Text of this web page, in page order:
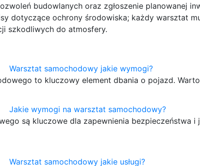
budowlanych oraz zgłoszenie planowanej
dotyczące ochrony środowiska; każdy warsztat
szkodliwych do atmosfery.
Warsztat samochodowy jakie wymogi?
to kluczowy element dbania o pojazd.
Jakie wymogi na warsztat samochodowy?
są kluczowe dla zapewnienia bezpieczeństwa i
Warsztat samochodowy jakie usługi?